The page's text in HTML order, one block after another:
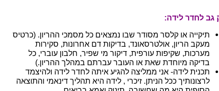
גב לחדר לידה:
תיקייה או קלסר מסודר שבו נמצאים כל מסמכי ההריון. (כרטיס
מעקב הריון, אולטרסאונד, בדיקות דם אחרונות, סקירות
מערכות, שקיפות עורפית, דיקור מי שפיר, חלבון עוברי, כל
בדיקה מיוחדת שאת או העובר עברתם במהלך ההריון.)
תכנית לידה- אני ממליצה להגיע איתה לחדר לידה ולהיצמד
לרצונותיך ככל הניתן. זיכרי , לידה היא תהליך דינאמי והתוצאה